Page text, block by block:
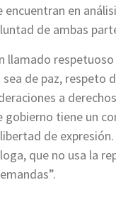
en
de ambas
llamado
de paz, respeto
a
gobierno tiene un
de expresión.
que no usa la